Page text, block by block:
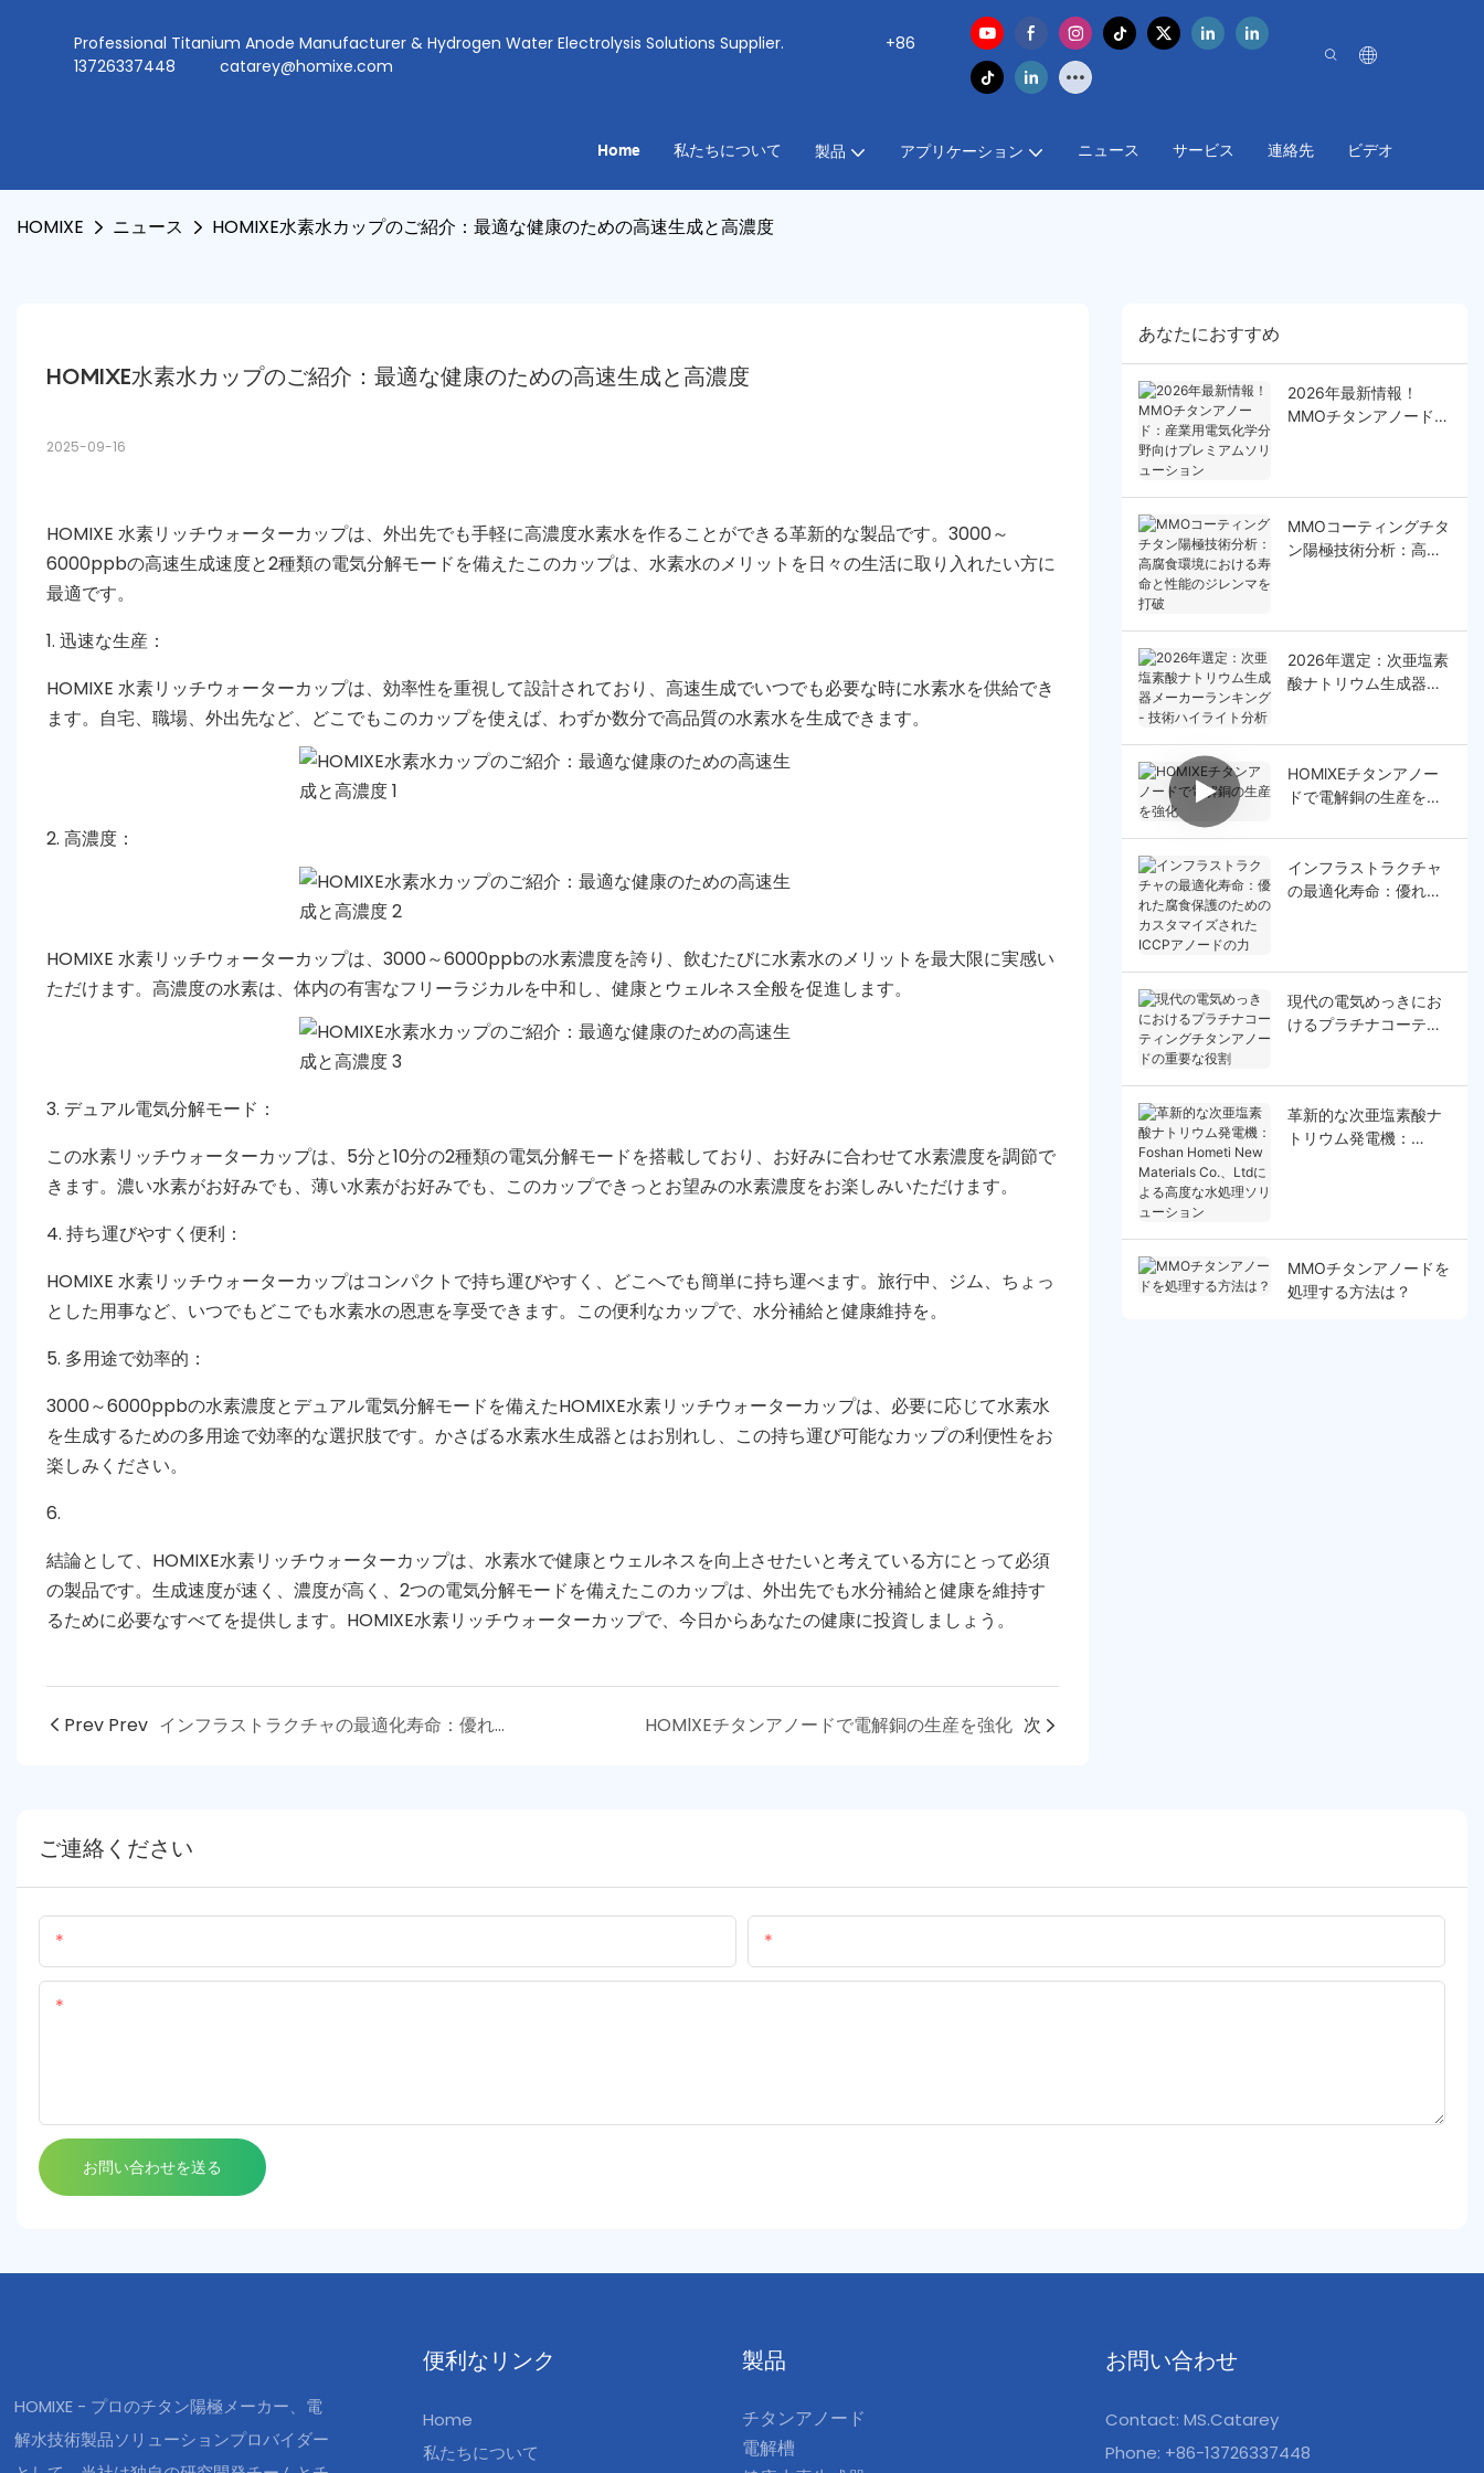
Professional Titanium Anode Manufacturer & Hydrogen Water Electrolysis Solutions Supplier.
+86
13726337448
catarey@homixe.com
Home 私たちについて 製品 アプリケーション ニュース サービス 連絡先 ビデオ
HOMIXE ニュース HOMIXE水素水カップのご紹介：最適な健康のための高速生成と高濃度
HOMIXE水素水カップのご紹介：最適な健康のための高速生成と高濃度
2025-09-16
HOMIXE 水素リッチウォーターカップは、外出先でも手軽に高濃度水素水を作ることができる革新的な製品です。3000～
6000ppbの高速生成速度と2種類の電気分解モードを備えたこのカップは、水素水のメリットを日々の生活に取り入れたい方に
最適です。
1. 迅速な生産：
HOMIXE 水素リッチウォーターカップは、効率性を重視して設計されており、高速生成でいつでも必要な時に水素水を供給でき
ます。自宅、職場、外出先など、どこでもこのカップを使えば、わずか数分で高品質の水素水を生成できます。
2. 高濃度：
HOMIXE 水素リッチウォーターカップは、3000～6000ppbの水素濃度を誇り、飲むたびに水素水のメリットを最大限に実感い
ただけます。高濃度の水素は、体内の有害なフリーラジカルを中和し、健康とウェルネス全般を促進します。
3. デュアル電気分解モード：
この水素リッチウォーターカップは、5分と10分の2種類の電気分解モードを搭載しており、お好みに合わせて水素濃度を調節で
きます。濃い水素がお好みでも、薄い水素がお好みでも、このカップできっとお望みの水素濃度をお楽しみいただけます。
4. 持ち運びやすく便利：
HOMIXE 水素リッチウォーターカップはコンパクトで持ち運びやすく、どこへでも簡単に持ち運べます。旅行中、ジム、ちょっ
とした用事など、いつでもどこでも水素水の恩恵を享受できます。この便利なカップで、水分補給と健康維持を。
5. 多用途で効率的：
3000～6000ppbの水素濃度とデュアル電気分解モードを備えたHOMIXE水素リッチウォーターカップは、必要に応じて水素水
を生成するための多用途で効率的な選択肢です。かさばる水素水生成器とはお別れし、この持ち運び可能なカップの利便性をお
楽しみください。
6.
結論として、HOMIXE水素リッチウォーターカップは、水素水で健康とウェルネスを向上させたいと考えている方にとって必須
の製品です。生成速度が速く、濃度が高く、2つの電気分解モードを備えたこのカップは、外出先でも水分補給と健康を維持す
るために必要なすべてを提供します。HOMIXE水素リッチウォーターカップで、今日からあなたの健康に投資しましょう。
Prev Prev インフラストラクチャの最適化寿命：優れた腐食保護のためのカスタマイズされたICCPアノードの力 HOMlXEチタンアノードで電解銅の生産を強化 次
あなたにおすすめ
2026年最新情報！
MMOチタンアノード：
MMOコーティングチタ
ン陽極技術分析：高腐
2026年選定：次亜塩素
酸ナトリウム生成器メ
HOMlXEチタンアノー
ドで電解銅の生産を強
インフラストラクチャ
の最適化寿命：優れた
現代の電気めっきにお
けるプラチナコーティ
革新的な次亜塩素酸ナ
トリウム発電機：
MMOチタンアノードを
処理する方法は？
ご連絡ください
お問い合わせを送る
HOMIXE - プロのチタン陽極メーカー、電
解水技術製品ソリューションプロバイダー
便利なリンク
Home
私たちについて
製品
チタンアノード
電解槽
お問い合わせ
Contact: MS.Catarey
Phone: +86-13726337448